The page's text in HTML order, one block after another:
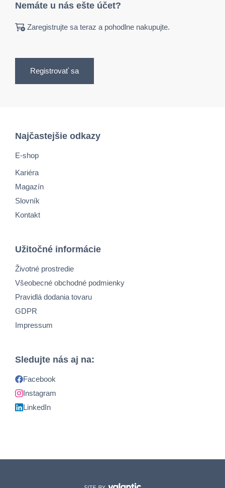
Nemáte u nás ešte účet?
Zaregistrujte sa teraz a pohodlne nakupujte.
Registrovať sa
Najčastejšie odkazy
E-shop
Kariéra
Magazín
Slovník
Kontakt
Užitočné informácie
Životné prostredie
Všeobecné obchodné podmienky
Pravidlá dodania tovaru
GDPR
Impressum
Sledujte nás aj na:
Facebook
Instagram
LinkedIn